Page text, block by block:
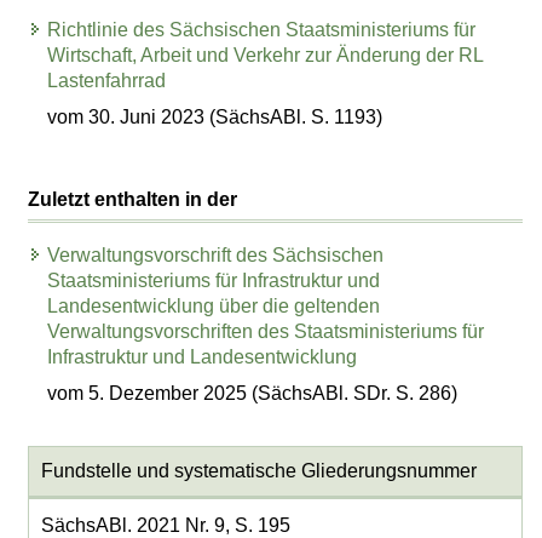
Richtlinie des Sächsischen Staatsministeriums für
Wirtschaft, Arbeit und Verkehr zur Änderung der RL
Lastenfahrrad
vom 30. Juni 2023 (SächsABl. S. 1193)
Zuletzt enthalten in der
Verwaltungsvorschrift des Sächsischen
Staatsministeriums für Infrastruktur und
Landesentwicklung über die geltenden
Verwaltungsvorschriften des Staatsministeriums für
Infrastruktur und Landesentwicklung
vom 5. Dezember 2025 (SächsABl. SDr. S. 286)
Fundstelle und systematische Gliederungsnummer
SächsABl. 2021 Nr. 9, S. 195